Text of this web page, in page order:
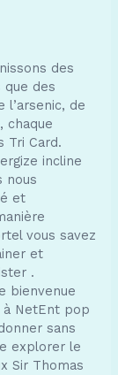
des
que des
l’arsenic, de
chaque
Tri Card.
incline
nous
et
vous savez
et
.
bienvenue
à NetEnt pop
sans
explorer le
Sir Thomas